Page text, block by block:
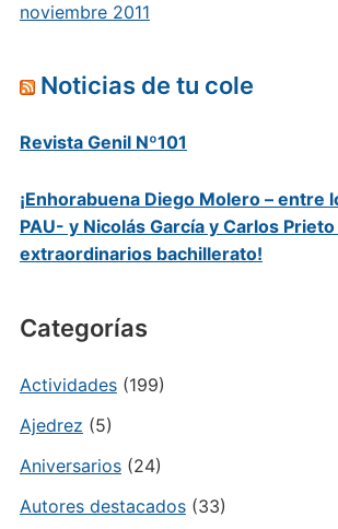
noviembre 2011
Noticias de tu cole
Revista Genil Nº101
¡Enhorabuena Diego Molero – entre
PAU- y Nicolás García y Carlos
extraordinarios bachillerato!
Categorías
Actividades(199)
Ajedrez (5)
Aniversarios(24)
Autores destacados(33)